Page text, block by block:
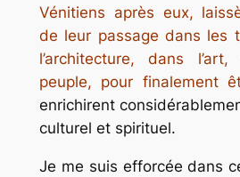
Vénitiens après eux,
de leur passage dans les
l’architecture, dans
peuple, pour finalement
enrichirent
culturel et spirituel.
Je me suis efforcée dans